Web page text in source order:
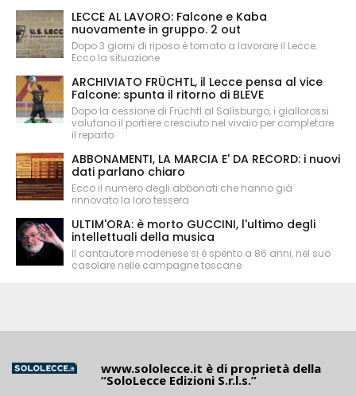
LECCE AL LAVORO: Falcone e Kaba
nuovamente in gruppo. 2 out
Dopo 3 giorni di riposo è tornato a lavorare il Lecce.
Ecco la situazione
ARCHIVIATO FRÜCHTL, il Lecce pensa al vice
Falcone: spunta il ritorno di BLEVE
Dopo la cessione di Früchtl al Salisburgo, i giallorossi
valutano il portiere cresciuto nel vivaio per completare
il reparto.
ABBONAMENTI, LA MARCIA E' DA RECORD: i nuovi
dati parlano chiaro
Ecco il numero degli abbonati che hanno già
rinnovato la loro tessera
ULTIM'ORA: è morto GUCCINI, l'ultimo degli
intellettuali della musica
Il cantautore modenese si è spento a 86 anni, nel suo
casolare nelle campagne toscane
www.sololecce.it è di proprietà della
“SoloLecce Edizioni S.r.l.s.”